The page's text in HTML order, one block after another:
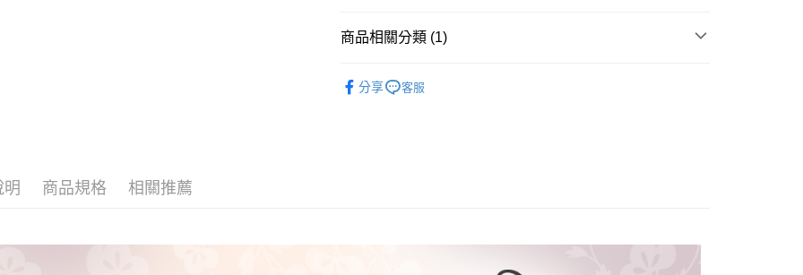
每筆NT$80，滿NT$859(含以上)免運費
商品相關分類 (1)
分享
客服
明 商品規格 相關推薦